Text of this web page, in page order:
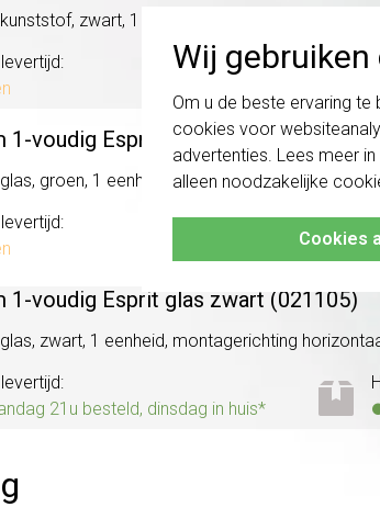
Wij
Om u de beste ervaring te
cookies voor
advertenties. Lees meer in
alleen noodzakelijke
Cookies
zwart, 1 eenheid, montagerichting
1-voudig Esprit glas mint (021118)
groen, 1 eenheid, montagerichting
1-voudig Esprit glas zwart (021105)
zwart, 1 eenheid, montagerichting
21u besteld, dinsdag in huis*